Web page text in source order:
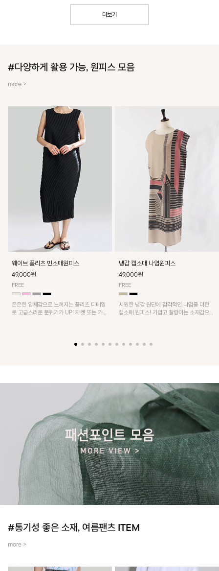
더보기
#다양하게 활용 가능, 원피스 모음
more >
웨이브 플리츠 민소매원피스
49,000원
FREE
은은한 입체감으로 느껴지는 플리츠 디테일
로 고급스러운 분위기가 UP! 자켓 또는 가디
냉감 캡소매 나염원피스
49,000원
FREE
시원한 냉감 원단에 감각적인 나염을 더한
캡소매 원피스! 가볍고 찰랑이는 소재감으로
#통기성 좋은 소재, 여름팬츠 ITEM
more >